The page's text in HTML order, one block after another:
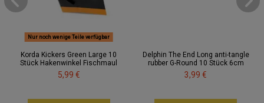
Nur noch wenige Teile verfügbar
Korda Kickers Green Large 10
Stück Hakenwinkel Fischmaul
5,99 €
Delphin The End Long anti-tangle
rubber G-Round 10 Stück 6cm
3,99 €